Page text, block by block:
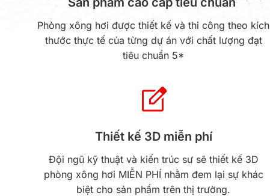
Phòng xông hơi được thiết kế và thi công theo kích
thước thực tế của từng dự án với chất lượng đạt
tiêu chuẩn 5*
Thiết kế 3D miễn phí
Đội ngũ kỹ thuật và kiến trúc sư sẽ thiết kế 3D
phòng xông hơi MIỄN PHÍ nhằm đem lại sự khác
biệt cho sản phẩm trên thị trường.